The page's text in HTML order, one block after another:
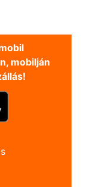
mobilján